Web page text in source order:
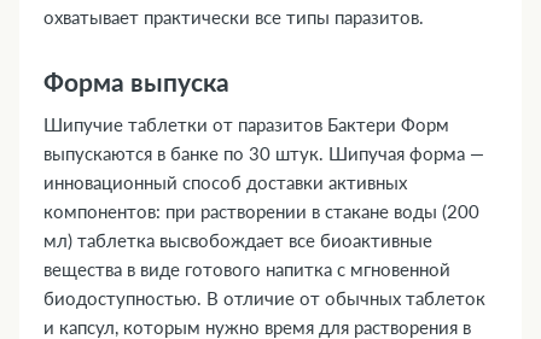
охватывает практически все типы паразитов.
Форма выпуска
Шипучие таблетки от паразитов Бактери Форм
выпускаются в банке по 30 штук. Шипучая форма —
инновационный способ доставки активных
компонентов: при растворении в стакане воды (200
мл) таблетка высвобождает все биоактивные
вещества в виде готового напитка с мгновенной
биодоступностью. В отличие от обычных таблеток
и капсул, которым нужно время для растворения в